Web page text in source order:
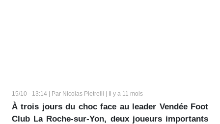
15/10 - 13:14 | Par Nicolas Pietrelli | Il y a 11 mois
À trois jours du choc face au leader Vendée Foot
Club La Roche-sur-Yon, deux joueurs importants